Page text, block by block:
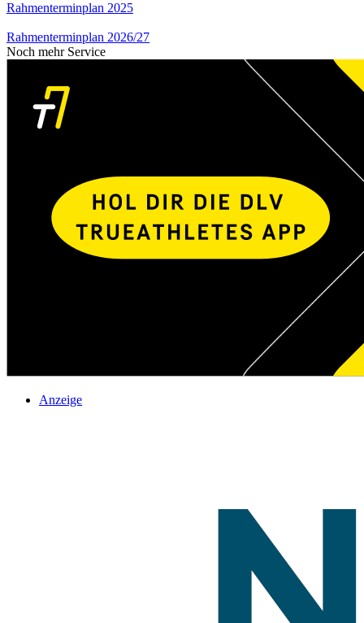
Rahmenterminplan 2025
Rahmenterminplan 2026/27
Noch mehr Service
Anzeige